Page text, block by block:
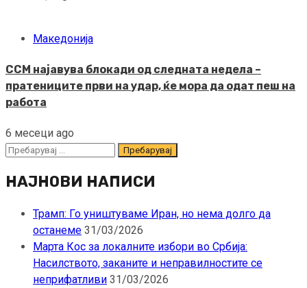
Македонија
ССМ најавува блокади од следната недела –
пратениците први на удар, ќе мора да одат пеш на
работа
6 месеци ago
Пребарувај
НАЈНОВИ НАПИСИ
Трамп: Го уништуваме Иран, но нема долго да
останеме 31/03/2026
Марта Кос за локалните избори во Србија:
Насилството, заканите и неправилностите се
неприфатливи 31/03/2026